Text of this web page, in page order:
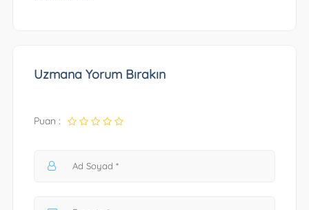
Uzmana Yorum Bırakın
Puan :